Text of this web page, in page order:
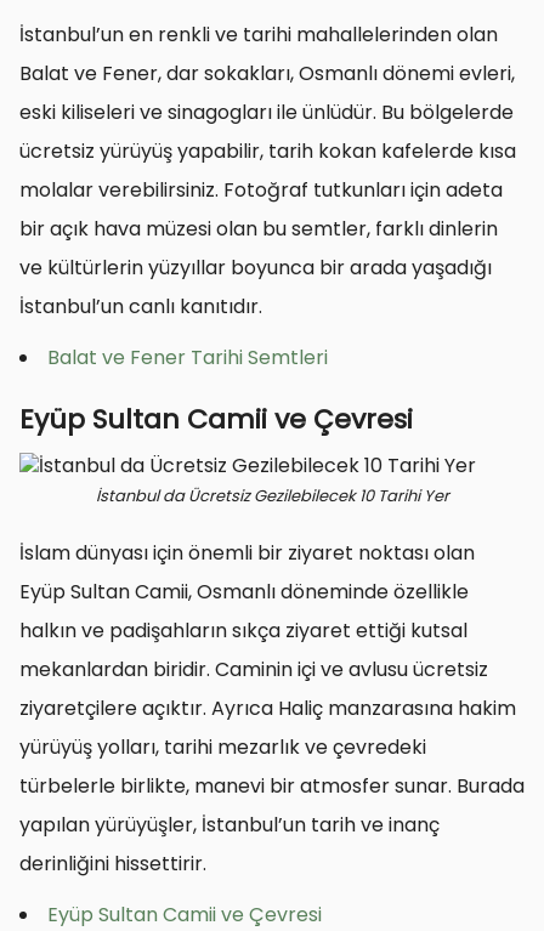
İstanbul’un en renkli ve tarihi mahallelerinden olan
Balat ve Fener, dar sokakları, Osmanlı dönemi evleri,
eski kiliseleri ve sinagogları ile ünlüdür. Bu bölgelerde
ücretsiz yürüyüş yapabilir, tarih kokan kafelerde kısa
molalar verebilirsiniz. Fotoğraf tutkunları için adeta
bir açık hava müzesi olan bu semtler, farklı dinlerin
ve kültürlerin yüzyıllar boyunca bir arada yaşadığı
İstanbul’un canlı kanıtıdır.
Balat ve Fener Tarihi Semtleri
Eyüp Sultan Camii ve Çevresi
İstanbul da Ücretsiz Gezilebilecek 10 Tarihi Yer
İslam dünyası için önemli bir ziyaret noktası olan
Eyüp Sultan Camii, Osmanlı döneminde özellikle
halkın ve padişahların sıkça ziyaret ettiği kutsal
mekanlardan biridir. Caminin içi ve avlusu ücretsiz
ziyaretçilere açıktır. Ayrıca Haliç manzarasına hakim
yürüyüş yolları, tarihi mezarlık ve çevredeki
türbelerle birlikte, manevi bir atmosfer sunar. Burada
yapılan yürüyüşler, İstanbul’un tarih ve inanç
derinliğini hissettirir.
Eyüp Sultan Camii ve Çevresi